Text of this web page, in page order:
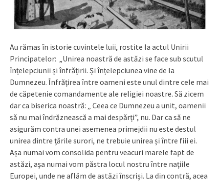
Au rămas în istorie cuvintele luii, rostite la actul Unirii
Principatelor: „Unirea noastră de astăzi se face sub scutul
înțelepciunii și înfrățirii. Și înțelepciunea vine de la
Dumnezeu. Înfrățirea între oameni este unul dintre cele mai
de căpetenie comandamente ale religiei noastre. Să zicem
dar ca biserica noastră: „ Ceea ce Dumnezeu a unit, oamenii
să nu mai îndrăznească a mai despărți”, nu. Dar ca să ne
asigurăm contra unei asemenea primejdii nu este destul
unirea dintre țările surori, ne trebuie unirea și între fiii ei.
Așa numai vom consolida pentru veacuri marele fapt de
astăzi, așa numai vom păstra locul nostru între națiile
Europei, unde ne aflăm de astăzi înscriși. La din contră, acea